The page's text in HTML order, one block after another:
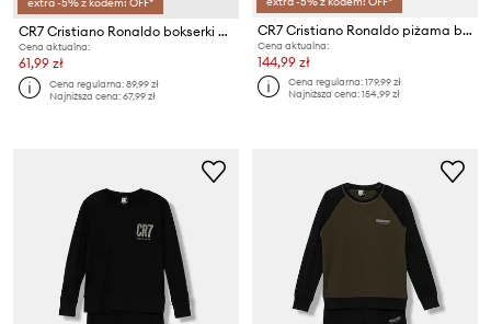
extra -5% z kodem: OFF*
CR7 Cristiano Ronaldo bokserki dziecięce (2-pack)
Cena aktualna:
61,99 zł
Cena regularna:89,99 zł
Najniższa cena:67,99 zł
CR7 Cristiano Ronaldo piżama bawełniana dziecięca
Cena aktualna:
144,99 zł
Cena regularna:179,99 zł
Najniższa cena:154,99 zł